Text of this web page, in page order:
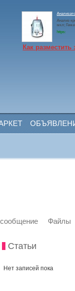
Анализ
мкл;
https:
Как разместить
Файлы
Статьи
Нет записей пока